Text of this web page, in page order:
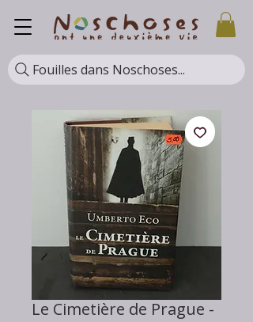
Fouilles dans Noschoses...
Le Cimetière de Prague -